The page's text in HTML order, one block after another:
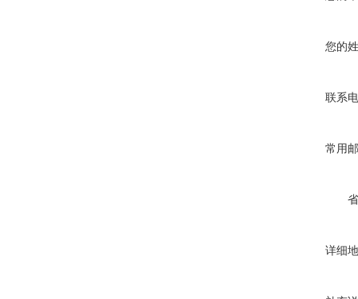
您的
联系
常用
详细